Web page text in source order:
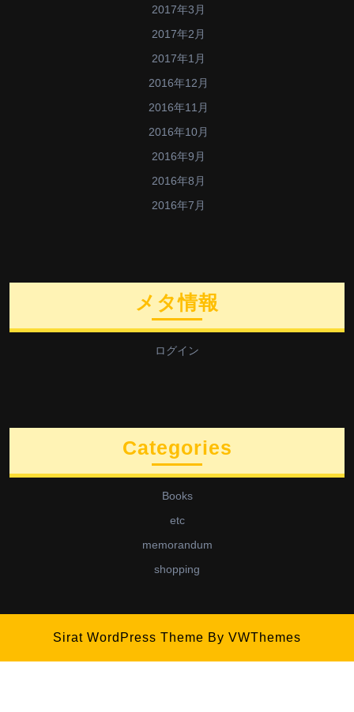
2017年3月
2017年2月
2017年1月
2016年12月
2016年11月
2016年10月
2016年9月
2016年8月
2016年7月
メタ情報
ログイン
Categories
Books
etc
memorandum
shopping
Sirat WordPress Theme By VWThemes